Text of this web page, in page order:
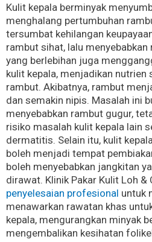
Kulit kepala berminyak
menghalang pertumbuhan
tersumbat kehilangan
rambut sihat, lalu
yang berlebihan juga
kulit kepala, menjadikan nutrien
rambut. Akibatnya, rambut
dan semakin nipis. Masalah ini
menyebabkan rambut gugur,
risiko masalah kulit kepala lain
dermatitis. Selain itu, kulit
boleh menjadi tempat
boleh menyebabkan jangkitan
dirawat. Klinik Pakar Kulit Loh &
penyelesaian profesional untuk
menawarkan rawatan khas
kepala, mengurangkan minyak
mengembalikan kesihatan